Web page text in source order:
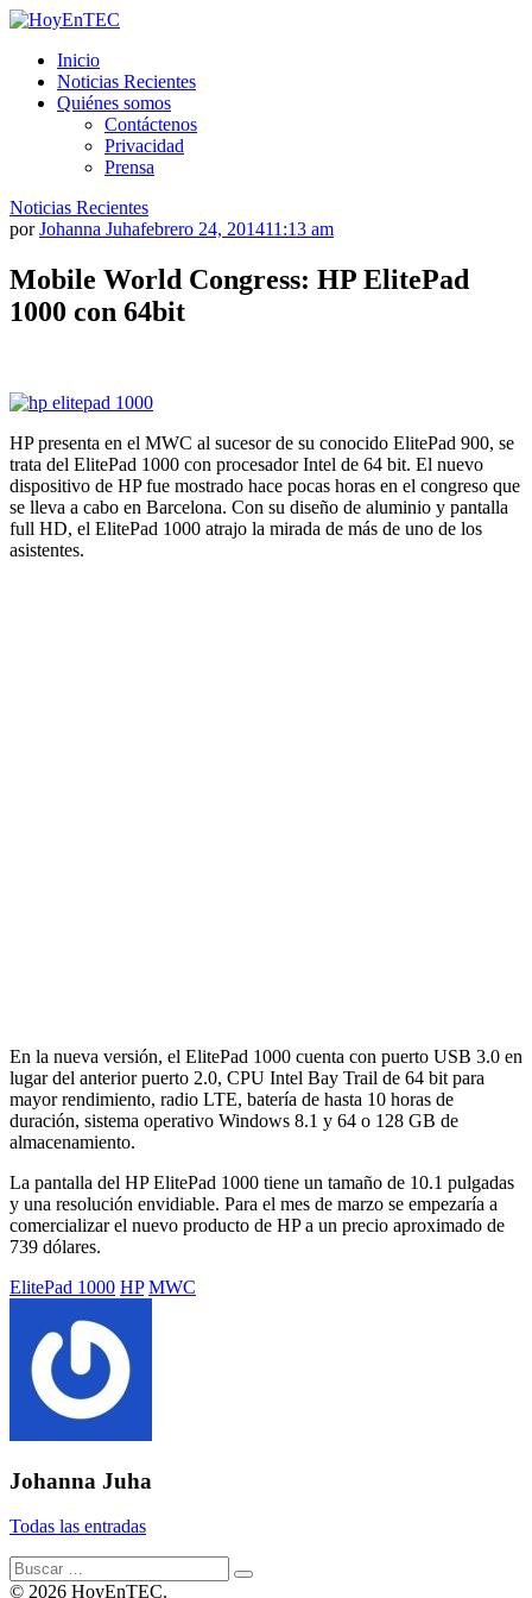
Saltar
contenido.
Inicio
Noticias Recientes
Quiénes somos
Contáctenos
Privacidad
Prensa
Noticias Recientes
porJohanna Juhafebrero 24, 201411:13 am
Mobile World Congress: HP ElitePad
1000 con 64bit
HP presenta en el MWC al sucesor de su conocido ElitePad 900, se
trata del ElitePad 1000 con procesador Intel de 64 bit. El nuevo
dispositivo de HP fue mostrado hace pocas horas en el congreso que
se lleva a cabo en Barcelona. Con su diseño de aluminio y pantalla
full HD, el ElitePad 1000 atrajo la mirada de más de uno de los
asistentes.
En la nueva versión, el ElitePad 1000 cuenta con puerto USB 3.0 en
lugar del anterior puerto 2.0, CPU Intel Bay Trail de 64 bit para
mayor rendimiento, radio LTE, batería de hasta 10 horas de
duración, sistema operativo Windows 8.1 y 64 o 128 GB de
almacenamiento.
La pantalla del HP ElitePad 1000 tiene un tamaño de 10.1 pulgadas
y una resolución envidiable. Para el mes de marzo se empezaría a
comercializar el nuevo producto de HP a un precio aproximado de
739 dólares.
Etiquetado
ElitePad 1000 HP MWC
Johanna Juha
Todas las entradas
Buscar:
© 2026 HoyEnTEC.